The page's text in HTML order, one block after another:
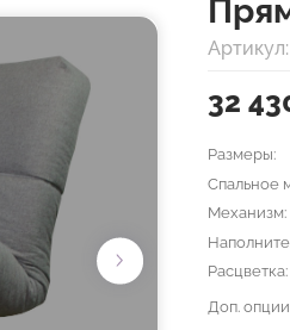
32
Размеры:
Спальное
Механизм:
Расцветка:
Доп.